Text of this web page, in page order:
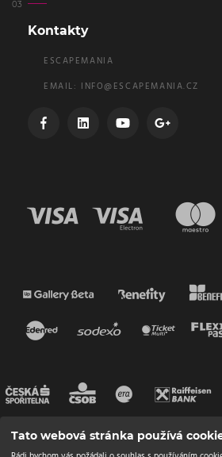
Kontakty
ESCAPEMANIA
EMAIL: INFO@ESCAPEMANIA.CZ
Tato webová stránka používá